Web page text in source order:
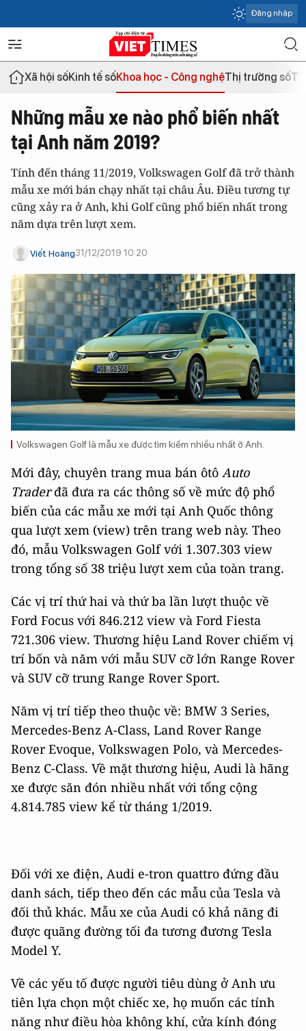
Đăng nhập
Xã hội sốKinh tế sốKhoa học - Công nghệThị trường số
Những mẫu xe nào phổ biến nhất
tại Anh năm 2019?
Tính đến tháng 11/2019, Volkswagen Golf đã trở thành
mẫu xe mới bán chạy nhất tại châu Âu. Điều tương tự
cũng xảy ra ở Anh, khi Golf cũng phổ biến nhất trong
năm dựa trên lượt xem.
Viết Hoàng31/12/2019 10:20
Volkswagen Golf là mẫu xe được tìm kiếm nhiều nhất ở Anh.
Mới đây, chuyên trang mua bán ôtô Auto
Traderđã đưa ra các thông số về mức độ phổ
biến của các mẫu xe mới tại Anh Quốc thông
qua lượt xem (view) trên trang web này. Theo
đó, mẫu Volkswagen Golf với 1.307.303 view
trong tổng số 38 triệu lượt xem của toàn trang.
Các vị trí thứ hai và thứ ba lần lượt thuộc về
Ford Focus với 846.212 view và Ford Fiesta
721.306 view. Thương hiệu Land Rover chiếm vị
trí bốn và năm với mẫu SUV cỡ lớn Range Rover
và SUV cỡ trung Range Rover Sport.
Năm vị trí tiếp theo thuộc về: BMW 3 Series,
Mercedes-Benz A-Class, Land Rover Range
Rover Evoque, Volkswagen Polo, và Mercedes-
Benz C-Class. Về mặt thương hiệu, Audi là hãng
xe được săn đón nhiều nhất với tổng cộng
4.814.785 view kể từ tháng 1/2019.
Đối với xe điện, Audi e-tron quattro đứng đầu
danh sách, tiếp theo đến các mẫu của Tesla và
đối thủ khác. Mẫu xe của Audi có khả năng đi
được quãng đường tối đa tương đương Tesla
Model Y.
Về các yếu tố được người tiêu dùng ở Anh ưu
tiên lựa chọn một chiếc xe, họ muốn các tính
năng như điều hòa không khí, cửa kính đóng